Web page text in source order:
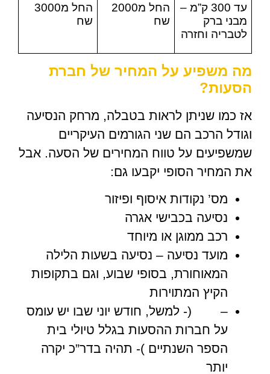
עד 300 ק”מ –
מבני ברק
לטבריה וחזרה
החל מ2000
שח
החל מ3000
שח
מה משפיע על המחיר של חברת
הסעות?
אז כמו שניתן לראות בטבלה, מרחק הנסיעה
וגודל הרכב הם שני הגורמים העיקריים
שמשפיעים על טווח המחירים של הסעה. אבל
את המחיר הסופי יקבעו גם:
מס’ נקודות איסוף ופיזור
נסיעה בכבישי אגרה
רכב ממוגן או מיוחד
מועד נסיעה – נסיעה בשעות הלילה
המאוחורת, בסופי שבוע, וגם בתקופות
הקיץ המתוירות
– (- למשל, חודש יוני שבו יש עומס
על חברות ההסעות בגלל טיולי בית
הספר השנתיים )- תהיה בדר”כ יקרה
יותר